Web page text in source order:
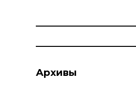
Архивы